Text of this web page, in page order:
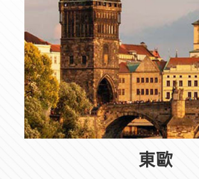
東歐